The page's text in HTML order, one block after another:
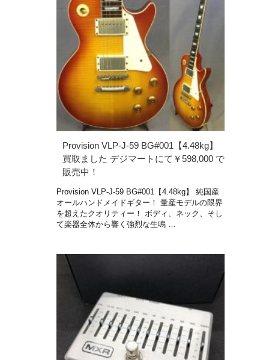
Provision VLP-J-59 BG#001【4.48kg】
買取ました デジマートにて￥598,000 で
販売中！
Provision VLP-J-59 BG#001【4.48kg】 純国産
オールハンドメイドギター！ 量産モデルの限界
を超えたクオリティー！ ボディ、ネック、そし
て楽器全体から響く強烈な生鳴 …